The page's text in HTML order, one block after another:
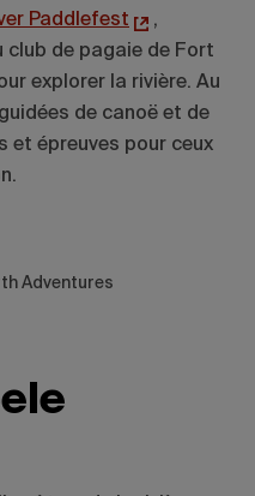
Paddlefest
,
club de pagaie de Fort
explorer la rivière. Au
de canoë et de
et épreuves pour ceux
Adventures